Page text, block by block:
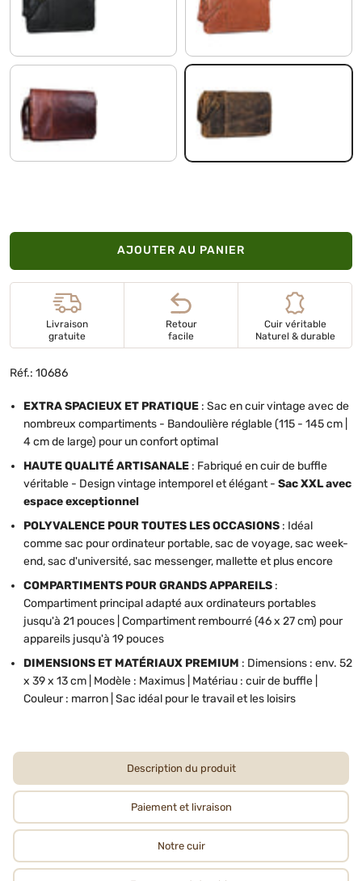
noir Cognac Marron
cognac - marron foncé calais - marron
AJOUTER AU PANIER
Livraison
gratuite
Retour
facile
Cuir véritable
Naturel & durable
Réf.: 10686
EXTRA SPACIEUX ET PRATIQUE : Sac en cuir vintage avec de
nombreux compartiments - Bandoulière réglable (115 - 145 cm |
4 cm de large) pour un confort optimal
HAUTE QUALITÉ ARTISANALE : Fabriqué en cuir de buffle
véritable - Design vintage intemporel et élégant - Sac XXL avec
espace exceptionnel
POLYVALENCE POUR TOUTES LES OCCASIONS : Idéal
comme sac pour ordinateur portable, sac de voyage, sac week-
end, sac d'université, sac messenger, mallette et plus encore
COMPARTIMENTS POUR GRANDS APPAREILS :
Compartiment principal adapté aux ordinateurs portables
jusqu'à 21 pouces | Compartiment rembourré (46 x 27 cm) pour
appareils jusqu'à 19 pouces
DIMENSIONS ET MATÉRIAUX PREMIUM : Dimensions : env. 52
x 39 x 13 cm | Modèle : Maximus | Matériau : cuir de buffle |
Couleur : marron | Sac idéal pour le travail et les loisirs
Description du produit
Paiement et livraison
Notre cuir